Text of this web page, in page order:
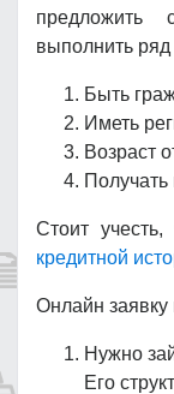
выполнить
Быть
Иметь
Возраст
Стоит учесть,
кредитной
Онлайн заявку
Нужно
Его